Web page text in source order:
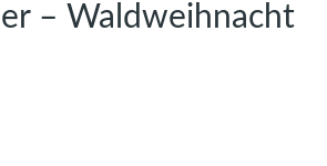
– Waldweihnacht